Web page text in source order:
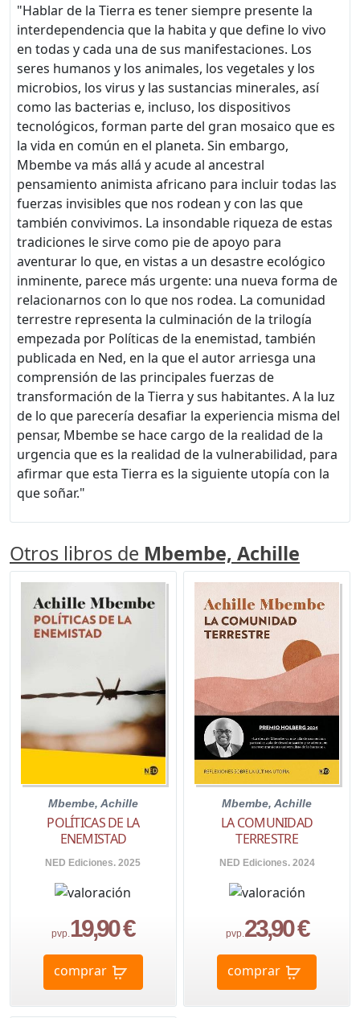
"Hablar de la Tierra es tener siempre presente la
interdependencia que la habita y que define lo vivo
en todas y cada una de sus manifestaciones. Los
seres humanos y los animales, los vegetales y los
microbios, los virus y las sustancias minerales, así
como las bacterias e, incluso, los dispositivos
tecnológicos, forman parte del gran mosaico que es
la vida en común en el planeta. Sin embargo,
Mbembe va más allá y acude al ancestral
pensamiento animista africano para incluir todas las
fuerzas invisibles que nos rodean y con las que
también convivimos. La insondable riqueza de estas
tradiciones le sirve como pie de apoyo para
aventurar lo que, en vistas a un desastre ecológico
inminente, parece más urgente: una nueva forma de
relacionarnos con lo que nos rodea. La comunidad
terrestre representa la culminación de la trilogía
empezada por Políticas de la enemistad, también
publicada en Ned, en la que el autor arriesga una
comprensión de las principales fuerzas de
transformación de la Tierra y sus habitantes. A la luz
de lo que parecería desafiar la experiencia misma del
pensar, Mbembe se hace cargo de la realidad de la
urgencia que es la realidad de la vulnerabilidad, para
afirmar que esta Tierra es la siguiente utopía con la
que soñar."
Otros libros de Mbembe, Achille
Mbembe, Achille
POLÍTICAS DE LA
ENEMISTAD
NED Ediciones. 2025
pvp.19,90 €
comprar
Mbembe, Achille
LA COMUNIDAD
TERRESTRE
NED Ediciones. 2024
pvp.23,90 €
comprar